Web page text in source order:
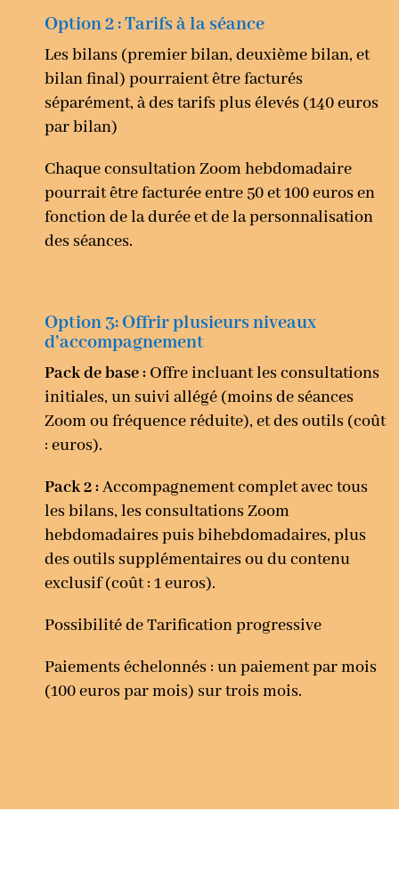
Option 2 : Tarifs à la séance
Les bilans (premier bilan, deuxième bilan, et
bilan final) pourraient être facturés
séparément, à des tarifs plus élevés (140 euros
par bilan)
Chaque consultation Zoom hebdomadaire
pourrait être facturée entre 50 et 100 euros en
fonction de la durée et de la personnalisation
des séances.
Option 3: Offrir plusieurs niveaux
d’accompagnement
Pack de base : Offre incluant les consultations
initiales, un suivi allégé (moins de séances
Zoom ou fréquence réduite), et des outils (coût
: euros).
Pack 2 :Accompagnement complet avec tous
les bilans, les consultations Zoom
hebdomadaires puis bihebdomadaires, plus
des outils supplémentaires ou du contenu
exclusif (coût : 1 euros).
Possibilité de Tarification progressive
Paiements échelonnés : un paiement par mois
(100 euros par mois) sur trois mois.